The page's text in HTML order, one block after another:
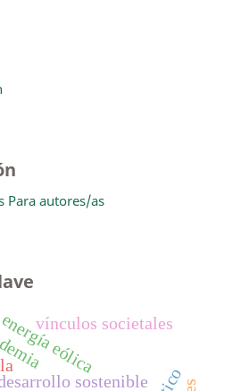
Para autores/as
sostenible
eólica
vínculos societales